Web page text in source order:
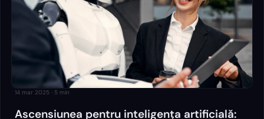
14 mar 2025 · 5 min
Ascensiunea pentru inteligența artificială: